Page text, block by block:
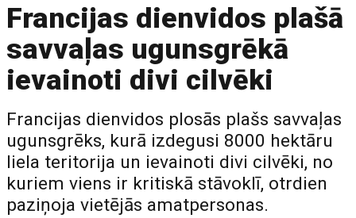
Francijas dienvidos plašā
savvaļas ugunsgrēkā
ievainoti divi cilvēki
Francijas dienvidos plosās plašs savvaļas
ugunsgrēks, kurā izdegusi 8000 hektāru
liela teritorija un ievainoti divi cilvēki, no
kuriem viens ir kritiskā stāvoklī, otrdien
paziņoja vietējās amatpersonas.